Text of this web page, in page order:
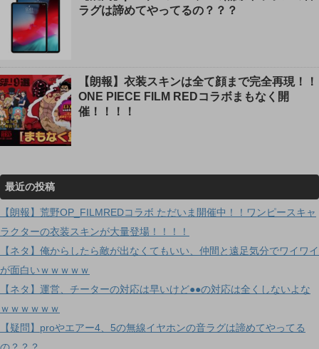
ラグは諦めてやってるの？？？
【朗報】衣装スキンは全て顔まで完全再現！！
ONE PIECE FILM REDコラボまもなく開
催！！！！
最近の投稿
【朗報】荒野OP_FILMREDコラボ ただいま開催中！！ワンピースキャ
ラクターの衣装スキンが大量登場！！！！
【ネタ】俺からしたら敵が出なくてもいい、仲間と遠足気分でワイワイ
が面白いｗｗｗｗｗ
【ネタ】運営、チーターの対応は早いけど●●の対応は全くしないよな
ｗｗｗｗｗｗ
【疑問】proやエアー4、5の無線イヤホンの音ラグは諦めてやってる